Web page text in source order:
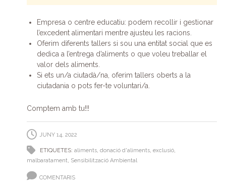
Empresa o centre educatiu: podem recollir i gestionar
l’excedent alimentari mentre ajusteu les racions.
Oferim diferents tallers si sou una entitat social que es
dedica a l’entrega d’aliments o que voleu treballar el
valor dels aliments.
Si ets un/a ciutadà/na, oferim tallers oberts a la
ciutadania o pots fer-te voluntari/a.
Comptem amb tu!!!
JUNY 14, 2022
ETIQUETES: aliments, donació d'aliments, exclusió,
malbaratament, Sensibilització Ambiental
COMENTARIS